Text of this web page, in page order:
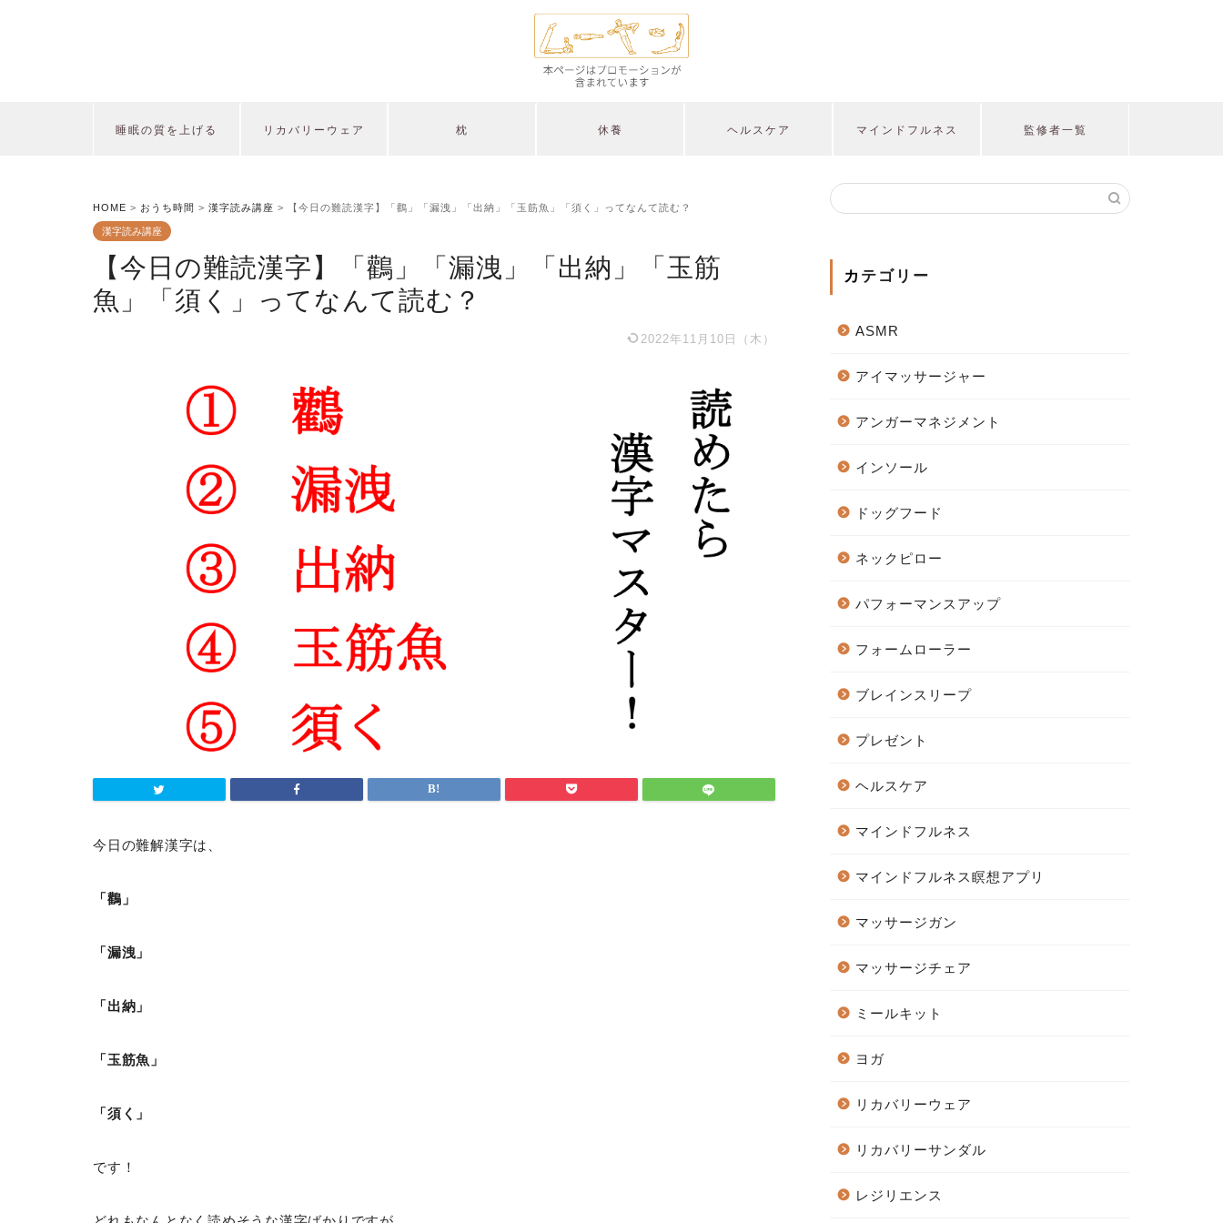
睡眠の質を上げる リカバリーウェア 枕 休養 ヘルスケア マインドフルネス 監修者一覧
HOME > おうち時間 > 漢字読み講座 > 【今日の難読漢字】「鸛」「漏洩」「出納」「玉筋魚」「須く」ってなんて読む？
漢字読み講座
【今日の難読漢字】「鸛」「漏洩」「出納」「玉筋
魚」「須く」ってなんて読む？
2022年11月10日（木）
今日の難解漢字は、
「鸛」
「漏洩」
「出納」
「玉筋魚」
「須く」
です！
カテゴリー
ASMR
アイマッサージャー
アンガーマネジメント
インソール
ドッグフード
ネックピロー
パフォーマンスアップ
フォームローラー
ブレインスリープ
プレゼント
ヘルスケア
マインドフルネス
マインドフルネス瞑想アプリ
マッサージガン
マッサージチェア
ミールキット
ヨガ
リカバリーウェア
リカバリーサンダル
レジリエンス